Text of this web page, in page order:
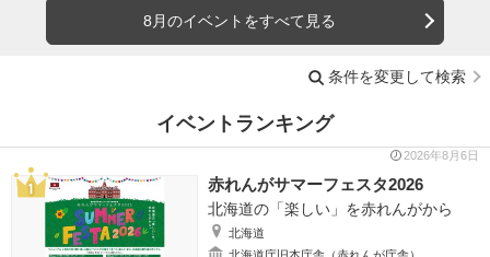
8月のイベントをすべて見る
条件を変更して検索
イベントランキング
2026年8月6日
赤れんがサマーフェスタ2026
北海道の「楽しい」を赤れんがから
北海道